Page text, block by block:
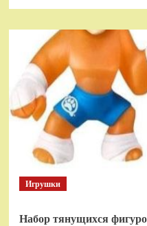
Игра
Sponge
Bob
SquarePants
Battle
For
Bikini
Bottom
Rehydrated
(XBOX
Игрушки
Набор тянущихся